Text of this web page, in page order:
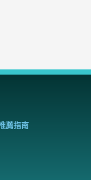
薦指南